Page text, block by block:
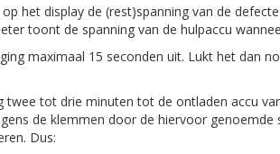
het display de (rest)spanning van de
toont de spanning van de hulpaccu
maximaal 15 seconden uit. Lukt het dan
twee tot drie minuten tot de ontladen accu
de klemmen door de hiervoor genoemde
Dus: